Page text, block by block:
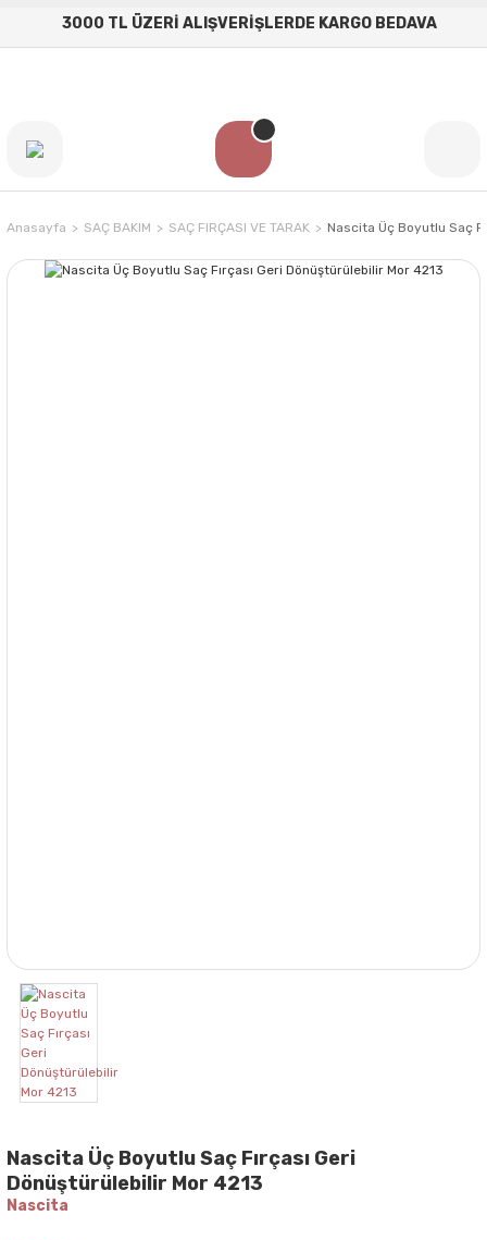
3000 TL ÜZERİ ALIŞVERİŞLERDE KARGO BEDAVA
Anasayfa SAÇ BAKIM SAÇ FIRÇASI VE TARAK Nascita Üç Boyutlu Saç
Nascita Üç Boyutlu Saç Fırçası Geri
Dönüştürülebilir Mor 4213
Nascita